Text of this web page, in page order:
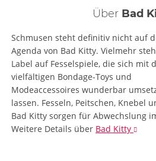
Über Bad
Schmusen steht definitiv nicht auf
Agenda von Bad Kitty. Vielmehr
Label auf Fesselspiele, die sich mit
vielfältigen Bondage-Toys und
Modeaccessoires wunderbar
lassen. Fesseln, Peitschen, Knebel
Bad Kitty sorgen für Abwechslung
Weitere Details über Bad Kitty